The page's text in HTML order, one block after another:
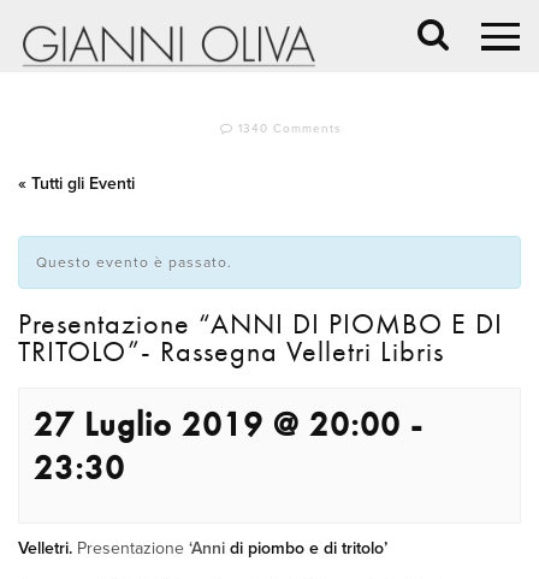
1340 Comments
« Tutti gli Eventi
Questo evento è passato.
Presentazione “ANNI DI PIOMBO E DI
TRITOLO”- Rassegna Velletri Libris
27 Luglio 2019 @ 20:00 -
23:30
Velletri. Presentazione ‘Anni di piombo e di tritolo’